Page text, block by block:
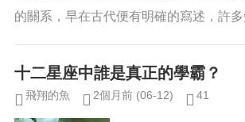
的關系，早在古代便有明確的寫述，許
十二星座中誰是真正的學霸？
飛翔的魚 2個月前 (06-12) 41